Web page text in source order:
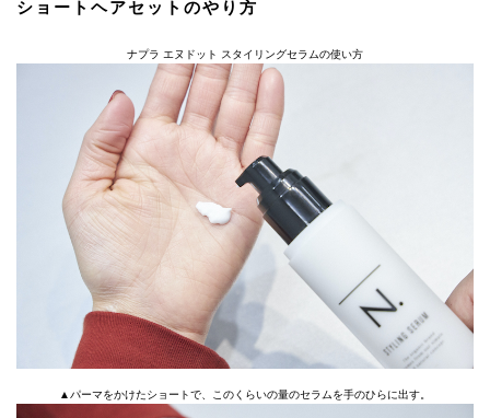
ショートヘアセットのやり方
ナプラ エヌドット スタイリングセラムの使い方
▲パーマをかけたショートで、このくらいの量のセラムを手のひらに出す。